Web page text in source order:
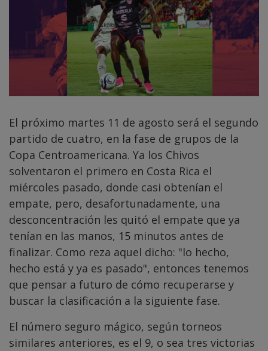
El próximo martes 11 de agosto será el segundo
partido de cuatro, en la fase de grupos de la
Copa Centroamericana. Ya los Chivos
solventaron el primero en Costa Rica el
miércoles pasado, donde casi obtenían el
empate, pero, desafortunadamente, una
desconcentración les quitó el empate que ya
tenían en las manos, 15 minutos antes de
finalizar. Como reza aquel dicho: "lo hecho,
hecho está y ya es pasado", entonces tenemos
que pensar a futuro de cómo recuperarse y
buscar la clasificación a la siguiente fase.
El número seguro mágico, según torneos
similares anteriores, es el 9, o sea tres victorias